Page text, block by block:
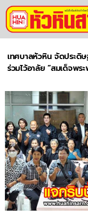
เทศบาลหัวหิน จัดประดิ
ร่วมไว้อาลัย “สมเด็จพร